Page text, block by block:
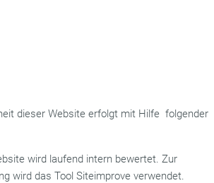
dieser Website erfolgt mit Hilfe folgender
wird laufend intern bewertet. Zur
wird das Tool Siteimprove verwendet.